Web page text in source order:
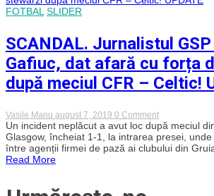
FOTBAL SLIDER
SCANDAL. Jurnalistul
Gafiuc, dat afară cu forța
după meciul CFR – Celtic!
Vasile Manu august 7, 2019 0 Commenton
SCANDAL.
Jurnalistul
GSP
Justin
Un incident neplăcut a avut loc după meciul
Glasgow, încheiat 1-1, la intrarea presei,
între agenții firmei de pază ai clubului din Gruia
Read More